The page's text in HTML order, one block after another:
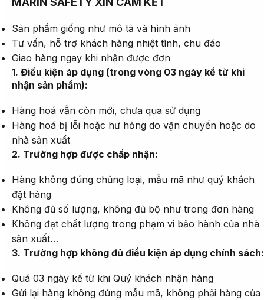
Sản phẩm giống như mô tả và hình ảnh
Tư vấn, hỗ trợ khách hàng nhiệt tình, chu đáo
Giao hàng ngay khi nhận được đơn
1. Điều kiện áp dụng (trong vòng 03 ngày kể từ khi
nhận sản phẩm):
Hàng hoá vẫn còn mới, chưa qua sử dụng
Hàng hoá bị lỗi hoặc hư hỏng do vận chuyển hoặc do
nhà sản xuất
2. Trường hợp được chấp nhận:
Hàng không đúng chủng loại, mẫu mã như quý khách
đặt hàng
Không đủ số lượng, không đủ bộ như trong đơn hàng
Không đạt chất lượng trong phạm vi bảo hành của nhà
sản xuất…
3. Trường hợp không đủ điều kiện áp dụng chính sách:
Quá 03 ngày kể từ khi Quý khách nhận hàng
Gửi lại hàng không đúng mẫu mã, không phải hàng của